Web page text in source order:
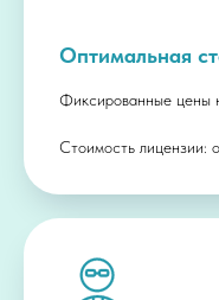
Оптимальная
Фиксированные цены
Стоимость лицензии: